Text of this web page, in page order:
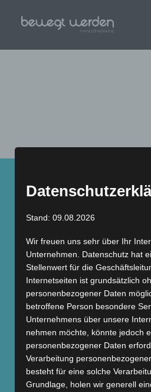
AUSMACHEN?
WAS BRINGE ICH ZUM
WIE WERDEN DIE
VERORDNUNG BEZAHLT?
WAS MACHE ICH, WENN
TERMIN ABSAGEN/
WIE FUNKTIONIERT
Stand: 09.08.2026
Wir freuen uns sehr über Ihr
Unternehmen. Datenschutz hat
Stellenwert für die
Internetseiten ist grundsätzlich
personenbezogener Daten
betroffene Person besondere
Unternehmens über unsere
nehmen möchte, könnte jedoch
personenbezogener Daten
Verarbeitung
besteht für eine solche
Grundlage, holen wir generell